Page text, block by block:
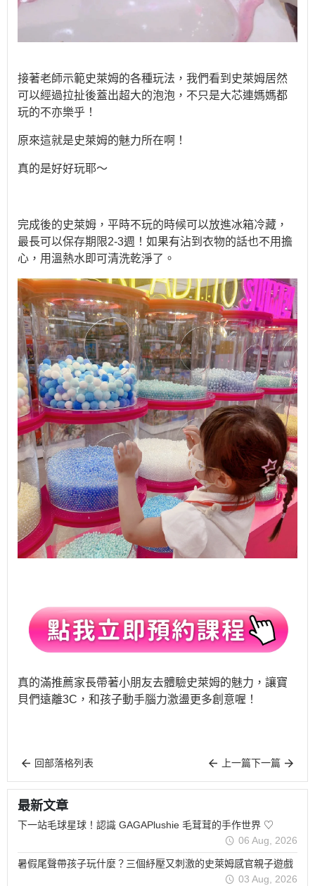
接著老師示範史萊姆的各種玩法，我們看到史萊姆居然
可以經過拉扯後蓋出超大的泡泡，不只是大芯連媽媽都
玩的不亦樂乎！
原來這就是史萊姆的魅力所在啊！
真的是好好玩耶～
完成後的史萊姆，平時不玩的時候可以放進冰箱冷藏，
最長可以保存期限2-3週！如果有沾到衣物的話也不用擔
心，用溫熱水即可清洗乾淨了。
真的滿推薦家長帶著小朋友去體驗史萊姆的魅力，讓寶
貝們遠離3C ，和孩子動手腦力激盪更多創意喔！
回部落格列表 上一篇下一篇
最新文章
下一站毛球星球！認識 GAGAPlushie 毛茸茸的手作世界 ♡
06 Aug, 2026
暑假尾聲帶孩子玩什麼？三個紓壓又刺激的史萊姆感官親子遊戲
03 Aug, 2026